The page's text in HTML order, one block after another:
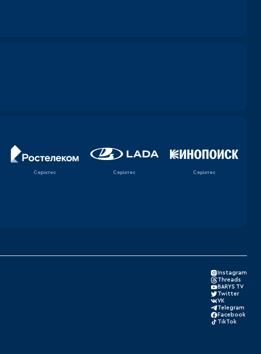
Серіктес Серіктес Серіктес
Instagram
Threads
BARYS TV
Twitter
VK
Telegram
Facebook
TikTok